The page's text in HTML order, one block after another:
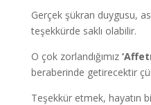
Gerçek şükran duygusu,
teşekkürde saklı olabilir.
O çok zorlandığımız
beraberinde getirecektir
Teşekkür etmek, hayatın